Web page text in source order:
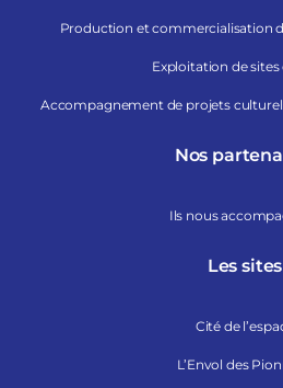
Production et commercialisation
Exploitation de
Accompagnement de projets
Nos
Ils nous
Les sites
Cité de
L’Envol des